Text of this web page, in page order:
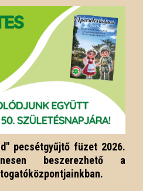
pecsétgyűjtő füzet 2026.
beszerezhető a